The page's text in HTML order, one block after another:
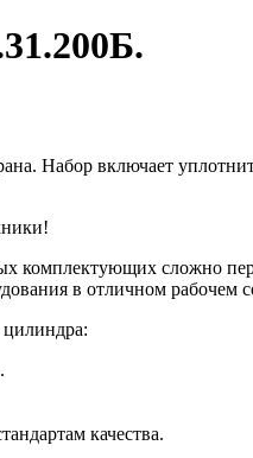
Набор включает
комплектующих сложно
в отличном рабочем
цилиндра:
качества.